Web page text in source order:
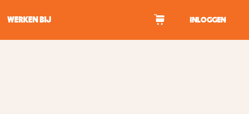
WERKEN BIJ INLOGGEN